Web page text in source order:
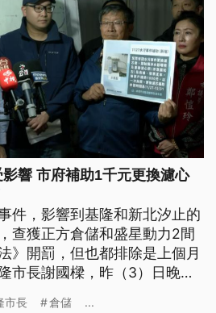
響 市府補助1千元更換濾心
件，影響到基隆和新北汐止的
查獲正方倉儲和盛星動力2間
》開罰，但也都排除是上個月
市長謝國樑，昨（3）日晚間
市長 倉儲 ...